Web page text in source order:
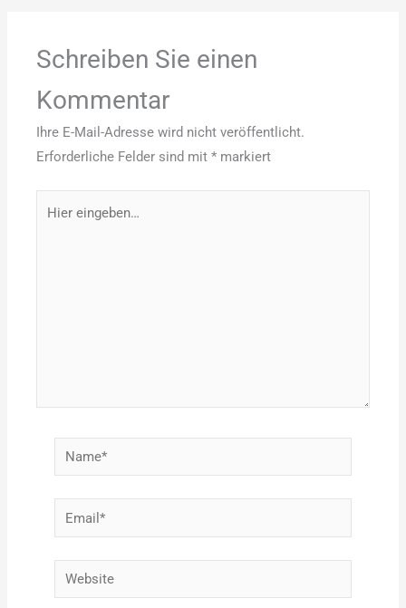
Schreiben Sie einen
Kommentar
Ihre E-Mail-Adresse wird nicht veröffentlicht.
Erforderliche Felder sind mit* markiert
eingeben…
Name*
Email*
Website